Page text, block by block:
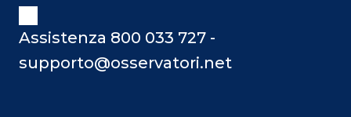
Assistenza 800 033 727 -
supporto@osservatori.net